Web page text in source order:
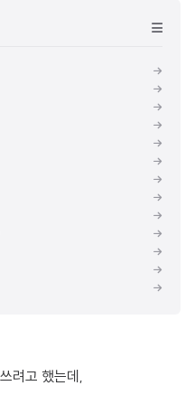
려고 했는데,